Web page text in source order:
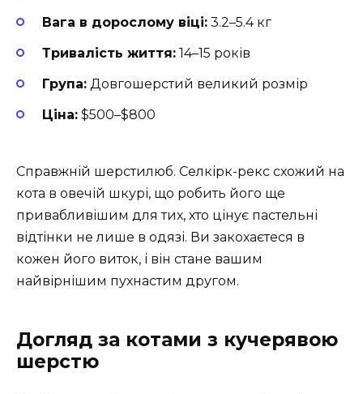
Вага в дорослому віці: 3.2–5.4 кг
Тривалість життя: 14–15 років
Група: Довгошерстий великий розмір
Ціна: $500–$800
Справжній шерстилюб. Селкірк-рекс схожий на
кота в овечій шкурі, що робить його ще
привабливішим для тих, хто цінує пастельні
відтінки не лише в одязі. Ви закохаєтеся в
кожен його виток, і він стане вашим
найвірнішим пухнастим другом.
Догляд за котами з кучерявою
шерстю